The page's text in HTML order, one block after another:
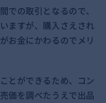
での取引となるので、
ますが、購入さえされ
お金にかわるのでメリ
とができるため、コン
価を調べたうえで出品